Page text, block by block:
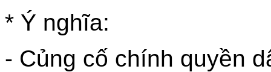
* Ý nghĩa:
- Củng cố chính quyền